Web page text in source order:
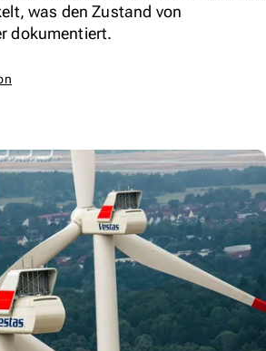
was den Zustand von
dokumentiert.